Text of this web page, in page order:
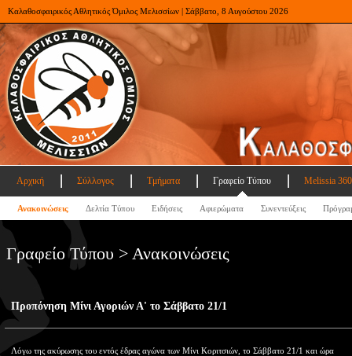
Καλαθοσφαιρικός Αθλητικός Όμιλος Μελισσίων | Σάββατο, 8 Αυγούστου 2026
Αρχική Σύλλογος Τμήματα Γραφείο Τύπου Melissia
Ανακοινώσεις Δελτία Τύπου Ειδήσεις Αφιερώματα Συνεντεύξεις
Γραφείο Τύπου > Ανακοινώσεις
Προπόνηση Μίνι Αγοριών Α' το Σάββατο 21/1
Λόγω της ακύρωσης του εντός έδρας αγώνα των Μίνι Κοριτσιών, το Σάββατο 21/1 και ώρα